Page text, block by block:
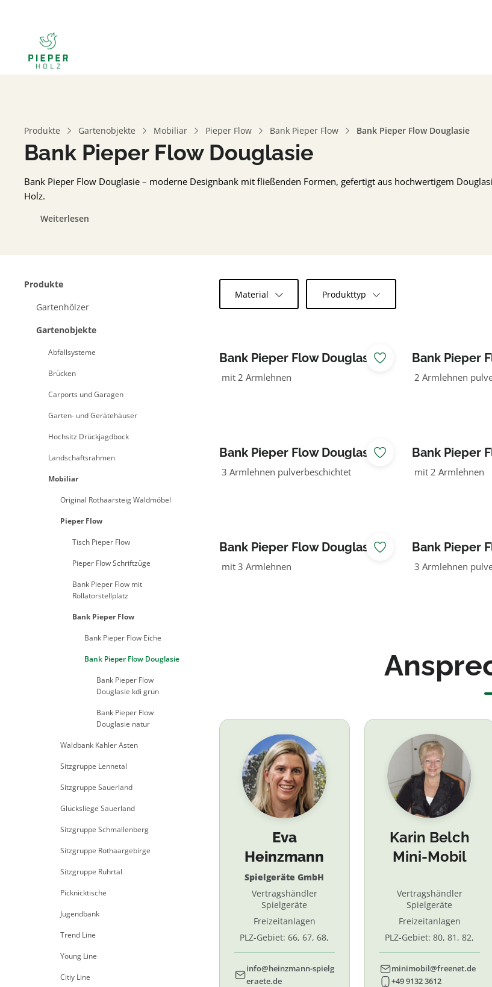
Produkte Gartenobjekte Mobiliar Pieper Flow Bank Pieper Flow Bank Pieper Flow Douglasie
Bank Pieper Flow Douglasie
Bank Pieper Flow Douglasie – moderne Designbank mit fließenden Formen, gefertigt aus hochwertigem
Holz.
Weiterlesen
Produkte
Gartenhölzer
Gartenobjekte
Abfallsysteme
Brücken
Carports und Garagen
Garten- und Gerätehäuser
Hochsitz Drückjagdbock
Landschaftsrahmen
Mobiliar
Original Rothaarsteig Waldmöbel
Pieper Flow
Tisch Pieper Flow
Pieper Flow Schriftzüge
Bank Pieper Flow mit
Rollatorstellplatz
Bank Pieper Flow
Bank Pieper Flow Eiche
Bank Pieper Flow Douglasie
Bank Pieper Flow
Douglasie kdi grün
Bank Pieper Flow
Douglasie natur
Waldbank Kahler Asten
Sitzgruppe Lennetal
Sitzgruppe Sauerland
Glücksliege Sauerland
Sitzgruppe Schmallenberg
Sitzgruppe Rothaargebirge
Sitzgruppe Ruhrtal
Picknicktische
Jugendbank
Trend Line
Young Line
Citiy Line
Material Produkttyp
Bank Pieper Flow Douglasie
grün
mit 2 Armlehnen
Bank Pieper
grün
2 Armlehnen
Bank Pieper Flow Douglasie
grün
3 Armlehnen pulverbeschichtet
Bank Pieper
natur
mit 2 Armlehnen
Bank Pieper Flow Douglasie
natur
mit 3 Armlehnen
Bank Pieper
natur
3 Armlehnen
Eva
Heinzmann
Spielgeräte GmbH
Vertragshändler
Spielgeräte
Freizeitanlagen
PLZ-Gebiet: 66, 67, 68,
info@heinzmann-spielg
eraete.de
Karin Belch
Mini-Mobil
Vertragshändler
Spielgeräte
Freizeitanlagen
PLZ-Gebiet: 80, 81, 82,
minimobil@freenet.de
+49 9132 3612